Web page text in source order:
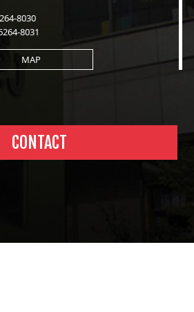
8030
8031
MAP
CONTACT